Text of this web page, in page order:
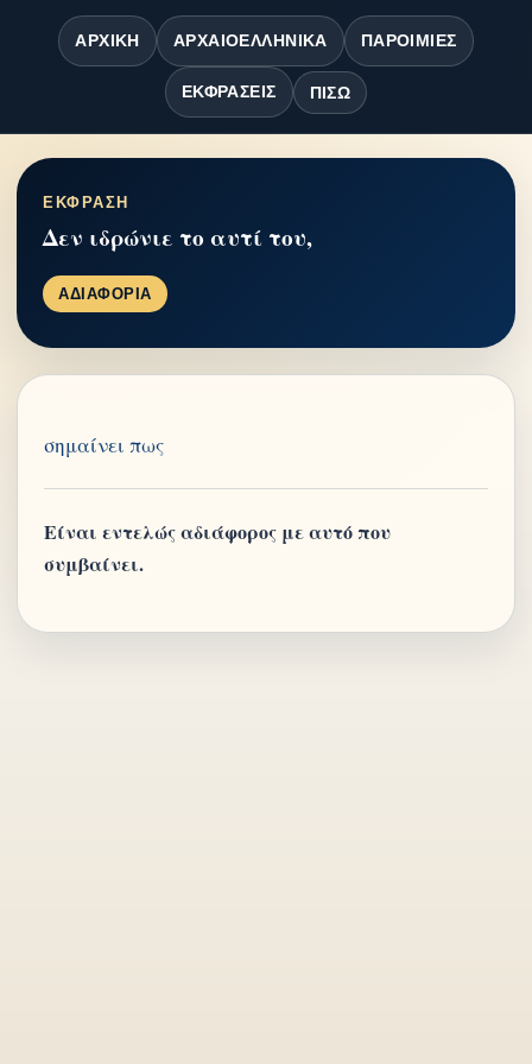
ΑΡΧΙΚΉ ΑΡΧΑΙΟΕΛΛΗΝΙΚΆ ΠΑΡΟΙΜΊΕΣ
ΕΚΦΡΆΣΕΙΣ ΠΊΣΩ
ΕΚΦΡΑΣΗ
Δεν ιδρώνιε το αυτί του,
ΑΔΙΑΦΟΡΙΑ
σημαίνει πως
Είναι εντελώς αδιάφορος με αυτό που
συμβαίνει.